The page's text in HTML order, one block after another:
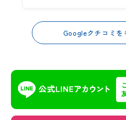
Googleクチコミを